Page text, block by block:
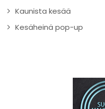
Kaunista kesää
Kesäheinä pop-up